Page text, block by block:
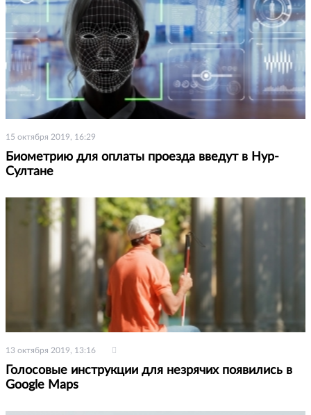
15 октября 2019, 16:29
Биометрию для оплаты проезда введут в Нур-
Султане
13 октября 2019, 13:16
Голосовые инструкции для незрячих появились в
Google Maps